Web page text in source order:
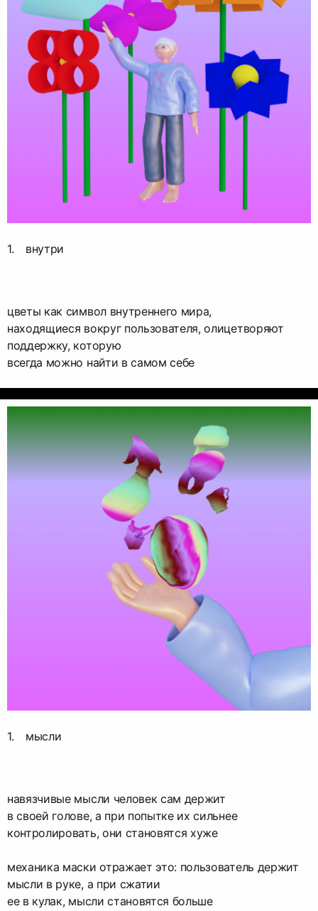
внутри
цветы как символ внутреннего мира,
находящиеся вокруг пользователя, олицетворяют
поддержку, которую
всегда можно найти в самом себе
мысли
навязчивые мысли человек сам держит
в своей голове, а при попытке их сильнее
контролировать, они становятся хуже
механика маски отражает это: пользователь держит
мысли в руке, а при сжатии
ее в кулак, мысли становятся больше